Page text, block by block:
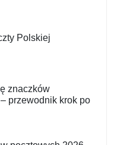
Polskiej
znaczków
przewodnik krok po